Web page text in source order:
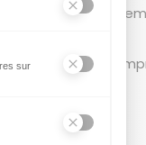
un seul
et ses